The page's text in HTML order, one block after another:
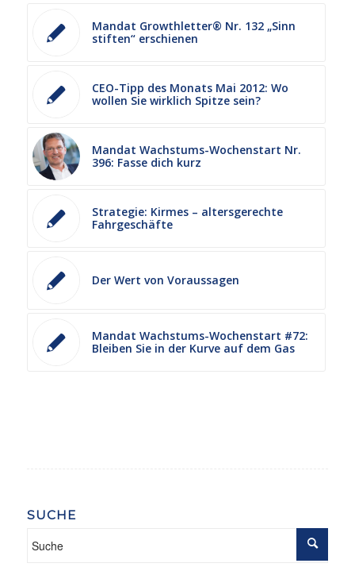
Mandat Growthletter® Nr. 132 „Sinn
stiften“ erschienen
CEO-Tipp des Monats Mai 2012: Wo
wollen Sie wirklich Spitze sein?
Mandat Wachstums-Wochenstart Nr.
396: Fasse dich kurz
Strategie: Kirmes – altersgerechte
Fahrgeschäfte
Der Wert von Voraussagen
Mandat Wachstums-Wochenstart #72:
Bleiben Sie in der Kurve auf dem Gas
SUCHE